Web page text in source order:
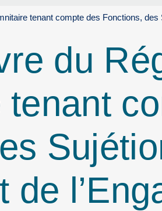
tenant compte des Fonctions, des
du
de